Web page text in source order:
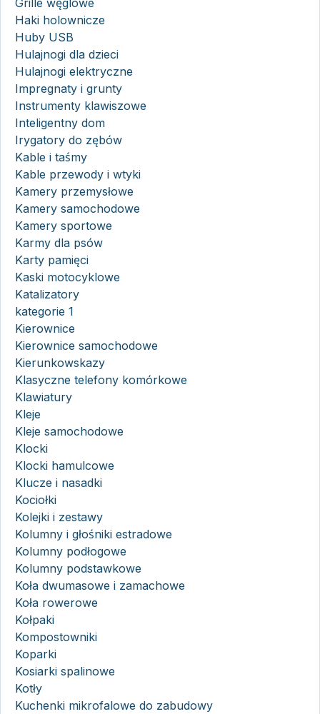
Haki holownicze
Huby USB
Hulajnogi dla dzieci
Hulajnogi elektryczne
Impregnaty i grunty
Instrumenty klawiszowe
Inteligentny dom
Irygatory do zębów
Kable i taśmy
Kable przewody i wtyki
Kamery przemysłowe
Kamery samochodowe
Kamery sportowe
Karmy dla psów
Karty pamięci
Kaski motocyklowe
Katalizatory
kategorie 1
Kierownice
Kierownice samochodowe
Kierunkowskazy
Klasyczne telefony komórkowe
Klawiatury
Kleje
Kleje samochodowe
Klocki
Klocki hamulcowe
Klucze i nasadki
Kociołki
Kolejki i zestawy
Kolumny i głośniki estradowe
Kolumny podłogowe
Kolumny podstawkowe
Koła dwumasowe i zamachowe
Koła rowerowe
Kołpaki
Kompostowniki
Koparki
Kosiarki spalinowe
Kotły
Kuchenki mikrofalowe do zabudowy